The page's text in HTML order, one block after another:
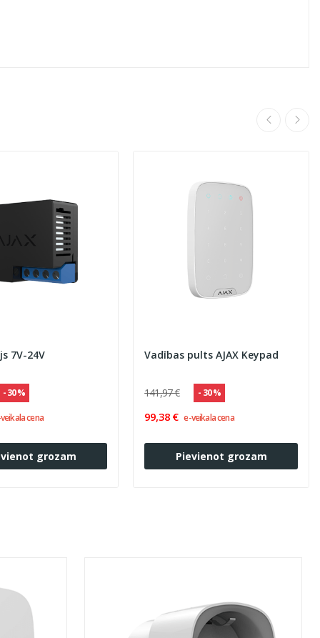
7V-24V
- 30 %
cena
grozam
Vadības pults AJAX Keypad
141,97 € - 30 %
99,38 € e-veikala cena
Pievienot grozam